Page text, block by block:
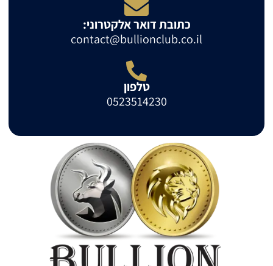
כתובת דואר אלקטרוני:
contact@bullionclub.co.il
טלפון
0523514230